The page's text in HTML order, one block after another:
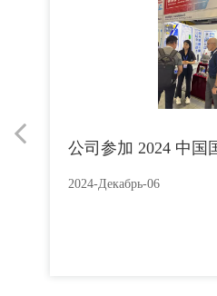
2024-Декабрь-06